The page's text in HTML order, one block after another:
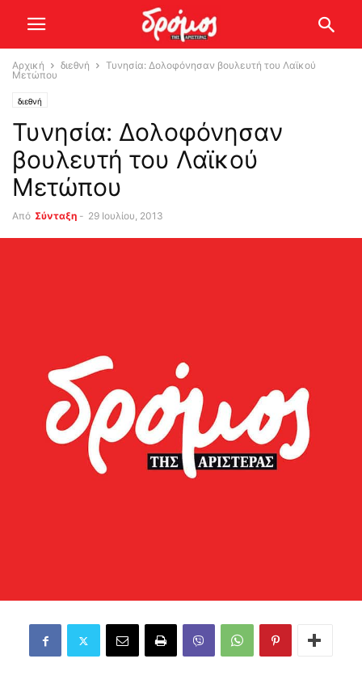
Αρχική διεθνή
Τυνησία: Δολοφόνησαν βουλευτή του Λαϊκού
Μετώπου
διεθνή
Τυνησία: Δολοφόνησαν
βουλευτή του Λαϊκού
Μετώπου
Από Σύνταξη - 29 Ιουλίου, 2013